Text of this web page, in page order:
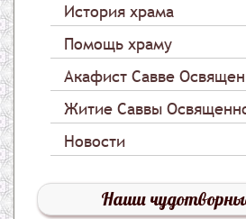
История храма
Помощь храму
Акафист Савве
Житие Саввы
Новости
Наши